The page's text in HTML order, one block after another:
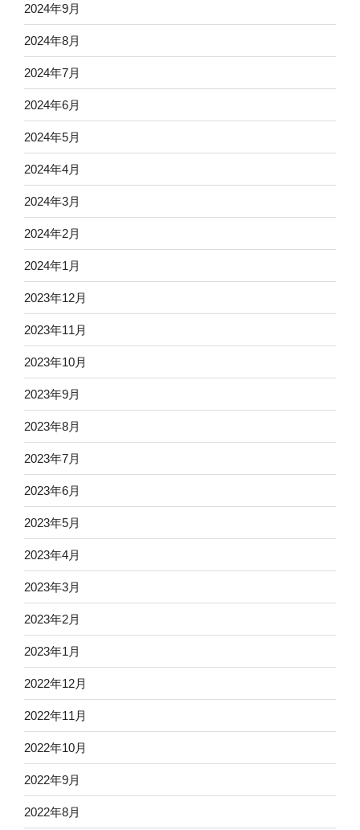
2024年9月
2024年8月
2024年7月
2024年6月
2024年5月
2024年4月
2024年3月
2024年2月
2024年1月
2023年12月
2023年11月
2023年10月
2023年9月
2023年8月
2023年7月
2023年6月
2023年5月
2023年4月
2023年3月
2023年2月
2023年1月
2022年12月
2022年11月
2022年10月
2022年9月
2022年8月